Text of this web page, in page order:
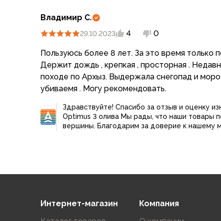
Подушки
Коврики
Самонадувающиеся
Пенки
Сидушки
Аксессуары
Экспедиционные
Треккинговые
Несессеры, кошельки
Гермоупаковка
Владимир С.
29.10.2023 4 0
Пользуюсь более 8 лет. За это время только
Держит дождь , крепкая , просторная .
походе по Архыз. Выдержала снегопад и
убиваемя . Могу рекомендовать.
Здравствуйте! Спасибо за отзыв и оценку
Optimus 3 олива Мы рады, что наши товары
вершины. Благодарим за доверие к нашему
Интернет-магазин
Компания